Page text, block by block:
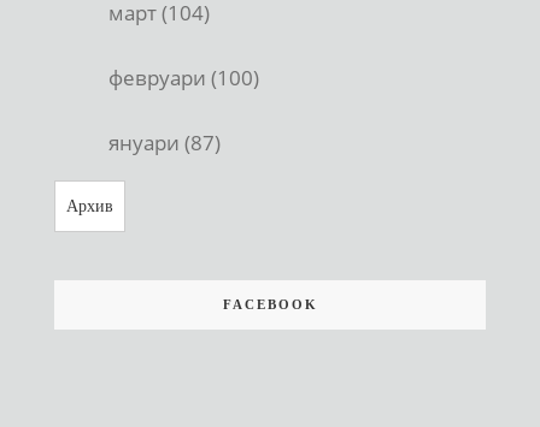
март (104)
февруари (100)
януари (87)
Архив
FACEBOOK